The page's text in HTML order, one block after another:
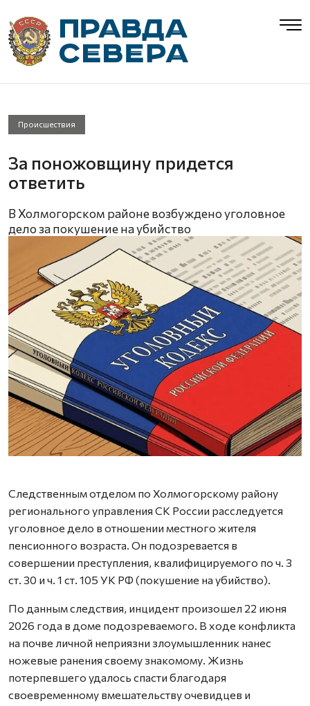
Происшествия
За поножовщину придется
ответить
В Холмогорском районе возбуждено уголовное
дело за покушение на убийство
Следственным отделом по Холмогорскому району
регионального управления СК России расследуется
уголовное дело в отношении местного жителя
пенсионного возраста. Он подозревается в
совершении преступления, квалифицируемого по ч. 3
ст. 30 и ч. 1 ст. 105 УК РФ (покушение на убийство).
По данным следствия, инцидент произошел 22 июня
2026 года в доме подозреваемого. В ходе конфликта
на почве личной неприязни злоумышленник нанес
ножевые ранения своему знакомому. Жизнь
потерпевшего удалось спасти благодаря
своевременному вмешательству очевидцев и